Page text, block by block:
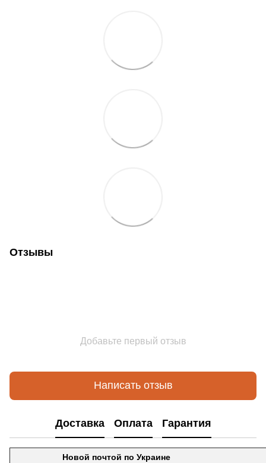
Отзывы
Добавьте первый отзыв
Написать отзыв
Доставка Оплата Гарантия
Новой почтой по Украине